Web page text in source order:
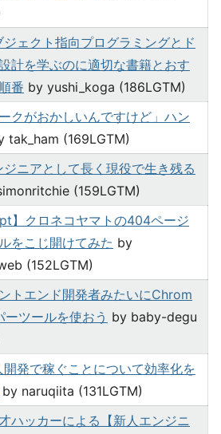
ジェクト指向プログラミングとド
計を学ぶのに適切な書籍とおす
番 by yushi_koga (186LGTM)
クがおかしいんですけど」ハン
tak_ham (169LGTM)
ジニアとして長く現役で生き残る
(159LGTM)
】クロネコヤマトの404ページ
をこじ開けてみた by
(152LGTM)
トエンド開発者みたいにChrom
ーツールを使おう by baby-degu
開発で稼ぐことについて効率化を
by naruqiita (131LGTM)
ハッカーによる【新人エンジニ